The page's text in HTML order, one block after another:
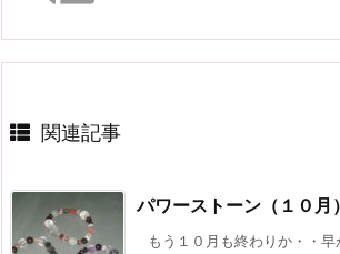
関連記事
パワーストーン（１０月）
もう１０月も終わりか・・